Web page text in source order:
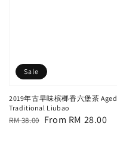
Sale
2019年古早味槟榔香六堡茶 Aged
Traditional Liubao
Regular
RM 38.00 Sale
From RM 28.00